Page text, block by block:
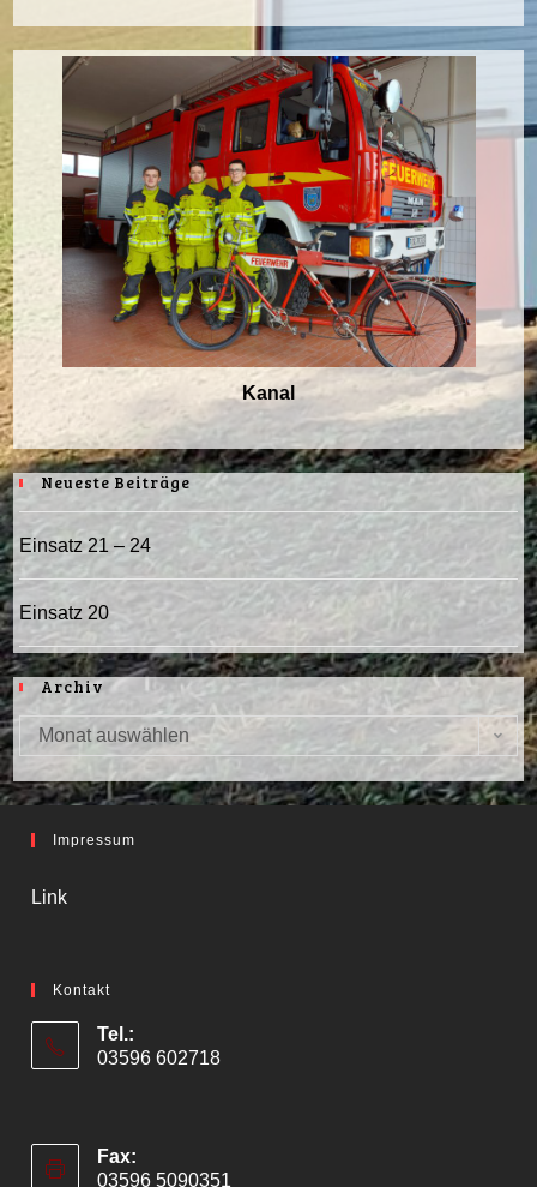
Kanal
Neueste Beiträge
Einsatz 21 – 24
Einsatz 20
Archiv
Archiv
Monat auswählen
Impressum
Link
Kontakt
Tel.:
03596 602718
Fax:
03596 5090351